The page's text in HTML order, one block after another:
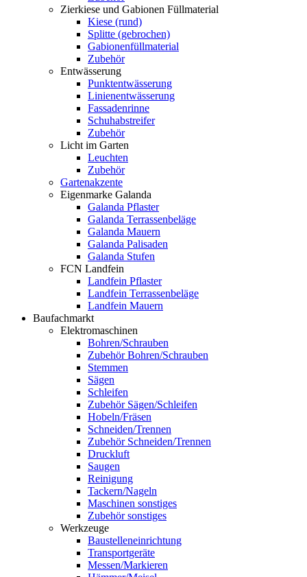
Zierkiese und Gabionen Füllmaterial
Kiese (rund)
Splitte (gebrochen)
Gabionenfüllmaterial
Zubehör
Entwässerung
Punktentwässerung
Linienentwässerung
Fassadenrinne
Schuhabstreifer
Zubehör
Licht im Garten
Leuchten
Zubehör
Gartenakzente
Eigenmarke Galanda
Galanda Pflaster
Galanda Terrassenbeläge
Galanda Mauern
Galanda Palisaden
Galanda Stufen
FCN Landfein
Landfein Pflaster
Landfein Terrassenbeläge
Landfein Mauern
Baufachmarkt
Elektromaschinen
Bohren/Schrauben
Zubehör Bohren/Schrauben
Stemmen
Sägen
Schleifen
Zubehör Sägen/Schleifen
Hobeln/Fräsen
Schneiden/Trennen
Zubehör Schneiden/Trennen
Druckluft
Saugen
Reinigung
Tackern/Nageln
Maschinen sonstiges
Zubehör sonstiges
Werkzeuge
Baustelleneinrichtung
Transportgeräte
Messen/Markieren